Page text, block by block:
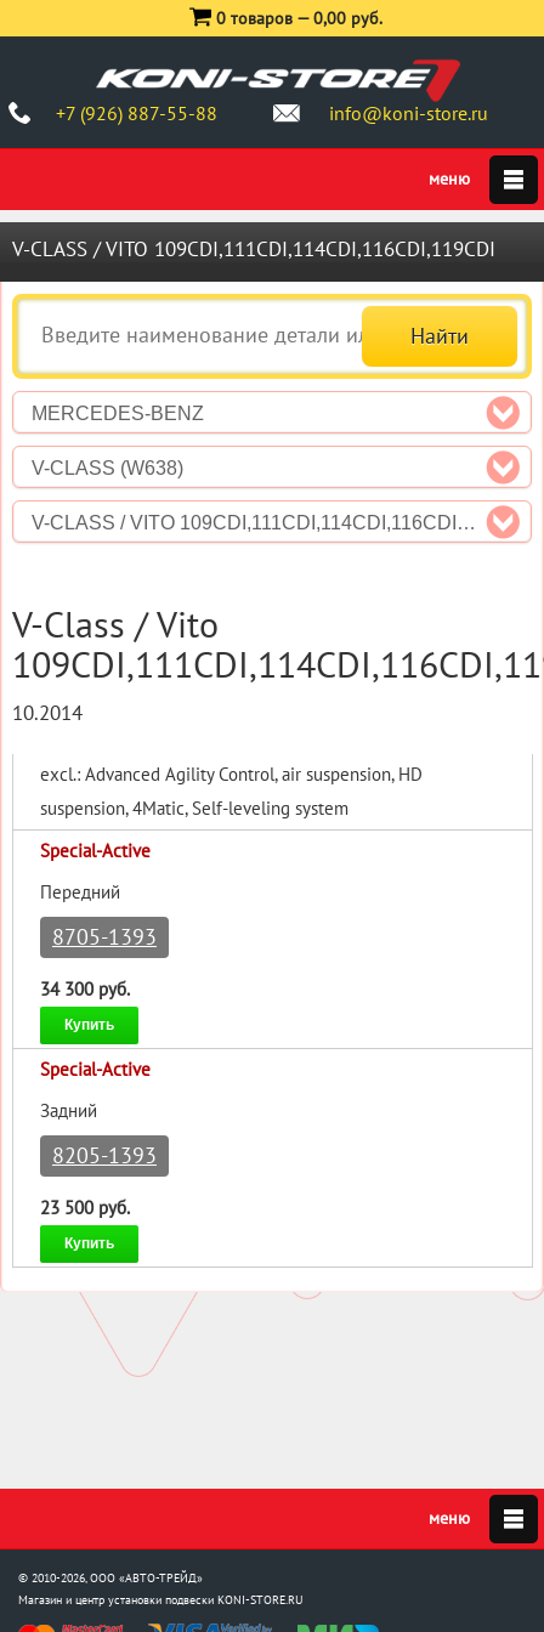
+7 (926) 887-55-88 info@koni-store.ru
0 товаров —0,00 руб.
V-CLASS / VITO 109CDI,111CDI,114CDI,116CDI,119CDI
MERCEDES-BENZ
V-CLASS (W638)
V-CLASS / VITO 109CDI,111CDI,114CDI,116CDI,119CDI
V-Class / Vito
10.2014
excl.: Advanced Agility Control, air suspension, HD
suspension, 4Matic, Self-leveling system
Special-Active
Передний
8705-1393
34 300 руб.
Купить
Special-Active
Задний
8205-1393
23 500 руб.
Купить
© 2010-2026, ООО «АВТО-ТРЕЙД»
Магазин и центр установки подвески KONI-STORE.RU